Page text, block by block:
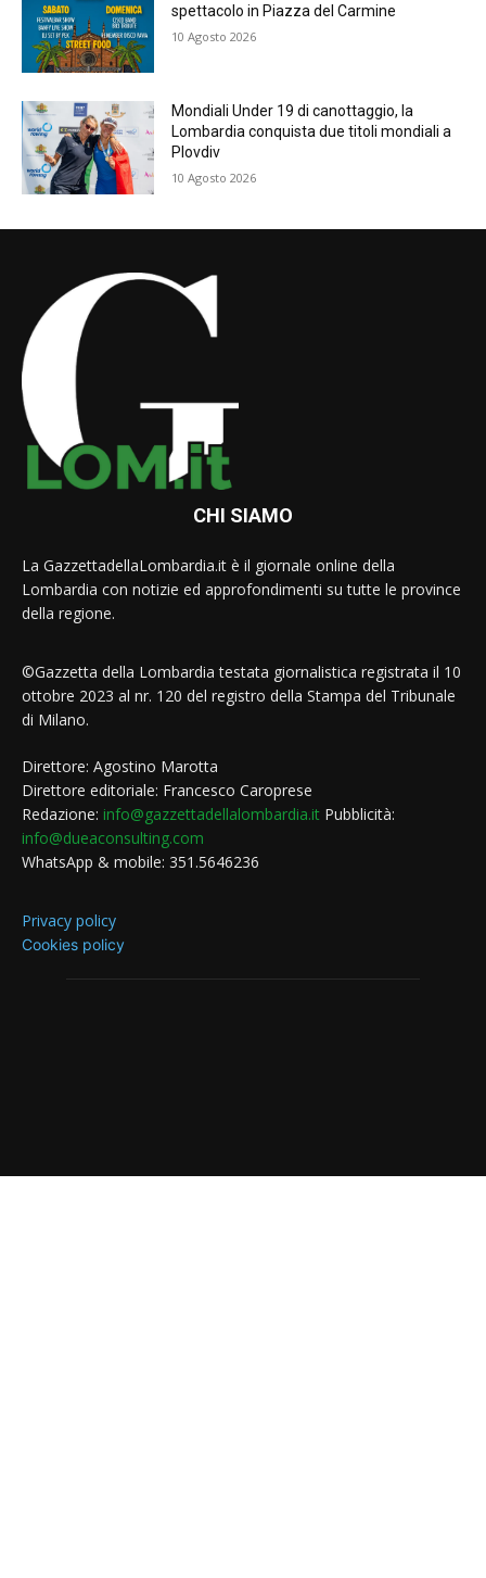
spettacolo in Piazza del Carmine
10 Agosto 2026
Mondiali Under 19 di canottaggio, la
Lombardia conquista due titoli mondiali a
Plovdiv
10 Agosto 2026
CHI SIAMO
La GazzettadellaLombardia.it è il giornale online della
Lombardia con notizie ed approfondimenti su tutte le province
della regione.
©Gazzetta della Lombardia testata giornalistica registrata il 10
ottobre 2023 al nr. 120 del registro della Stampa del Tribunale
di Milano.
Direttore: Agostino Marotta
Direttore editoriale: Francesco Caroprese
Redazione: info@gazzettadellalombardia.it Pubblicità:
info@dueaconsulting.com
WhatsApp & mobile: 351.5646236
Privacy policy
Cookies policy